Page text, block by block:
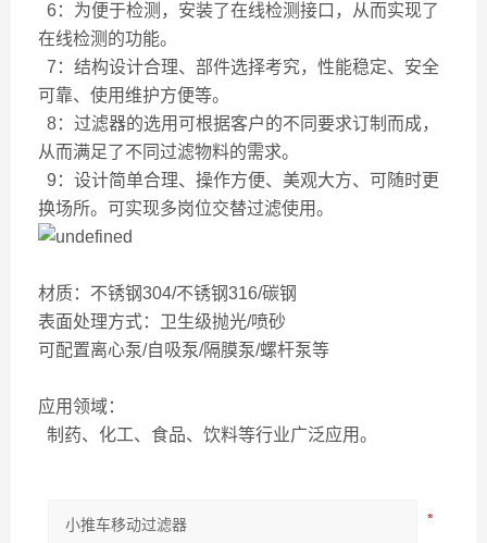
6：为便于检测，安装了在线检测接口，从而实现了
在线检测的功能。
7：结构设计合理、部件选择考究，性能稳定、安全
可靠、使用维护方便等。
8：过滤器的选用可根据客户的不同要求订制而成，
从而满足了不同过滤物料的需求。
9：设计简单合理、操作方便、美观大方、可随时更
换场所。可实现多岗位交替过滤使用。
材质：不锈钢304/不锈钢316/碳钢
表面处理方式：卫生级抛光/喷砂
可配置离心泵/自吸泵/隔膜泵/螺杆泵等
应用领域：
制药、化工、食品、饮料等行业广泛应用。